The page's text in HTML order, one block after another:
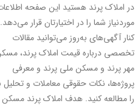
در املاک پرند هستید این صفحه
موردنیاز شما را در اختیارتان قرار
کنار آگهی‌های به‌روز می‌توانید مقالات
تخصصی درباره قیمت املاک پرند،
مهر پرند و مسکن ملی پرند و معرفی
پروژه‌ها، نکات حقوقی معاملات و تحلیل
را مطالعه کنید. هدف املاک پرند مسکن